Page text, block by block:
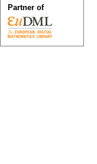
Partner of